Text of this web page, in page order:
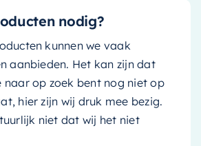
nodig?
kunnen we vaak
aanbieden. Het kan zijn dat
naar op zoek bent nog niet op
hier zijn wij druk mee bezig.
niet dat wij het niet